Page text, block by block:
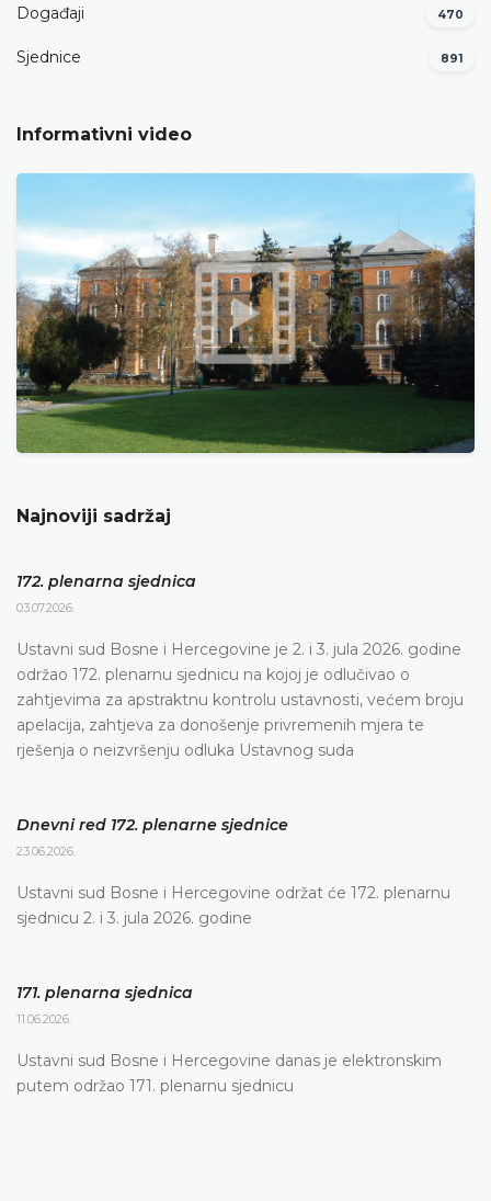
Događaji 470
Sjednice 891
Informativni video
Najnoviji sadržaj
172. plenarna sjednica
03.07.2026.
Ustavni sud Bosne i Hercegovine je 2. i 3. jula 2026. godine
održao 172. plenarnu sjednicu na kojoj je odlučivao o
zahtjevima za apstraktnu kontrolu ustavnosti, većem broju
apelacija, zahtjeva za donošenje privremenih mjera te
rješenja o neizvršenju odluka Ustavnog suda
Dnevni red 172. plenarne sjednice
23.06.2026.
Ustavni sud Bosne i Hercegovine održat će 172. plenarnu
sjednicu 2. i 3. jula 2026. godine
171. plenarna sjednica
11.06.2026.
Ustavni sud Bosne i Hercegovine danas je elektronskim
putem održao 171. plenarnu sjednicu